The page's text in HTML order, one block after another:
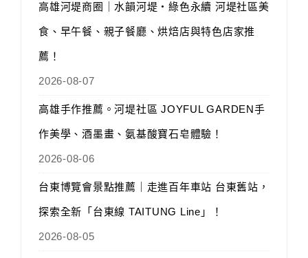
高雄河堤商圈｜水韻河堤‧綠色永續 河堤社區美
食、早午餐、親子餐廳、烘焙店與特色店家推
薦！
2026-08-07
高雄手作推薦。河堤社區 JOYFUL GARDEN手
作美學、酒墨畫、氨基酸寶石皂體驗！
2026-08-06
台東博覽會景點推薦｜走進百年車站 台東舊站，
探索全新「台東線 TAITUNG Line」！
2026-08-05